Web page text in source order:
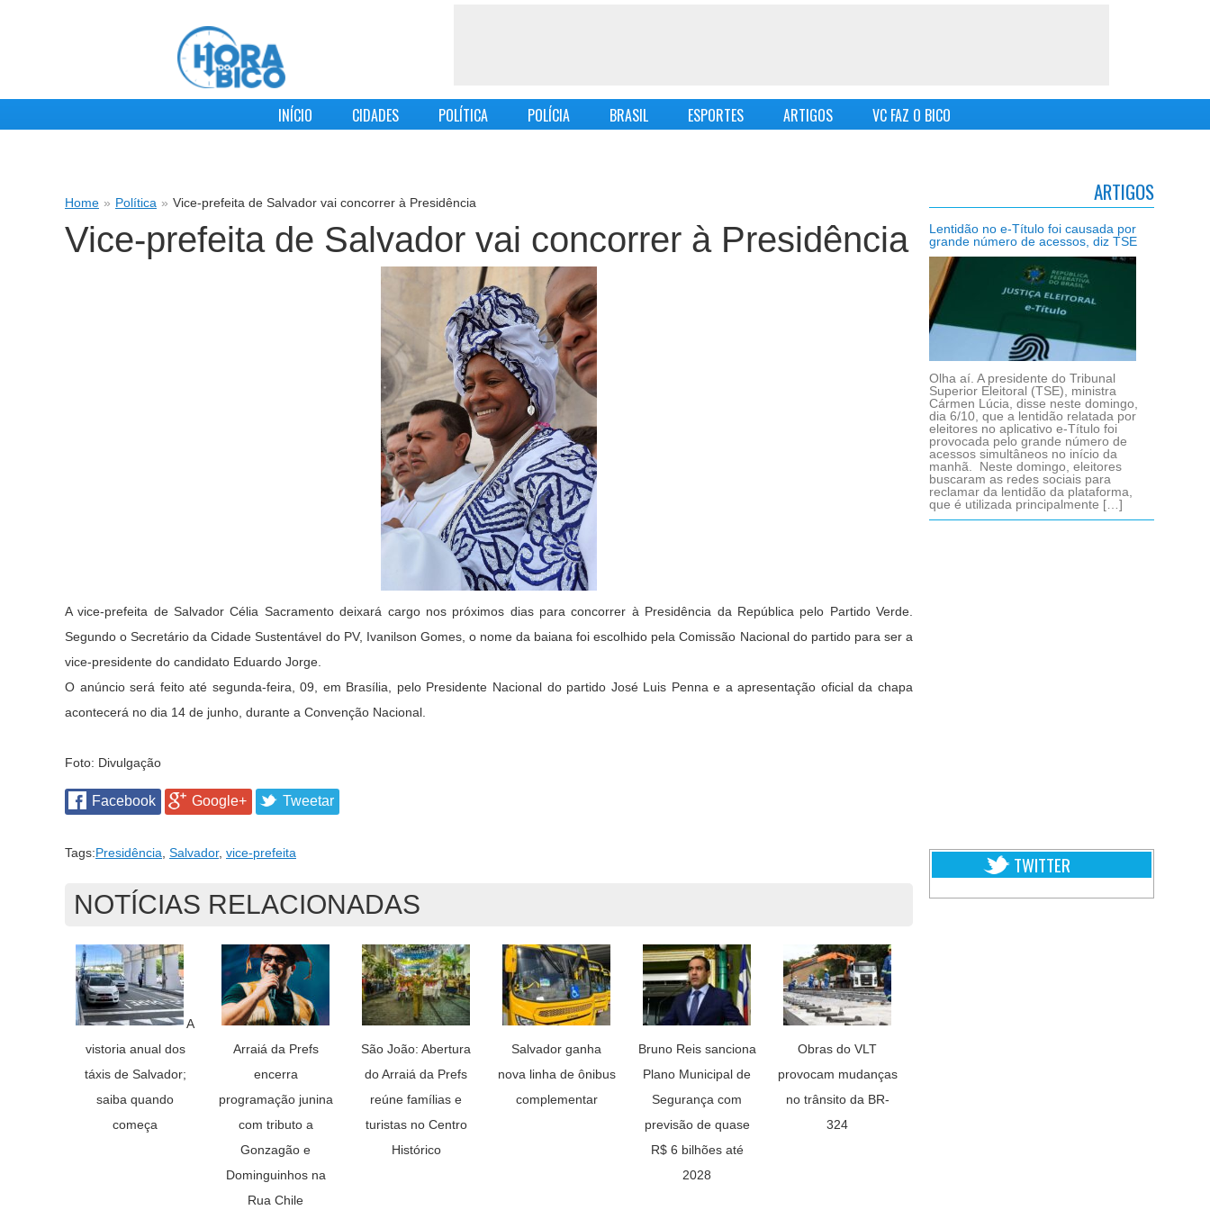
INÍCIO CIDADES POLÍTICA POLÍCIA BRASIL ESPORTES ARTIGOS VC FAZ O BICO
Home » Política » Vice-prefeita de Salvador vai concorrer à Presidência
Vice-prefeita de Salvador vai concorrer à Presidência
A vice-prefeita de Salvador Célia Sacramento deixará cargo nos próximos dias para concorrer à Presidência da República pelo Partido Verde.
Segundo o Secretário da Cidade Sustentável do PV, Ivanilson Gomes, o nome da baiana foi escolhido pela Comissão Nacional do partido para ser a
vice-presidente do candidato Eduardo Jorge.
O anúncio será feito até segunda-feira, 09, em Brasília, pelo Presidente Nacional do partido José Luis Penna e a apresentação oficial da chapa
acontecerá no dia 14 de junho, durante a Convenção Nacional.
Foto: Divulgação
Facebook Google+ Tweetar
Tags:Presidência Salvador, vice-prefeita
NOTÍCIAS RELACIONADAS
A
vistoria anual dos
táxis de Salvador;
saiba quando
começa
Arraiá da Prefs
encerra
programação junina
com tributo a
Gonzagão e
Dominguinhos na
Rua Chile
São João: Abertura
do Arraiá da Prefs
reúne famílias e
turistas no Centro
Histórico
Salvador ganha
nova linha de ônibus
complementar
Bruno Reis sanciona
Plano Municipal de
Segurança com
previsão de quase
R$ 6 bilhões até
2028
Obras do VLT
provocam mudanças
no trânsito da BR-
324
ARTIGOS
Lentidão no e-Título foi causada por
grande número de acessos, diz TSE
Olha aí. A presidente do Tribunal
Superior Eleitoral (TSE), ministra
Cármen Lúcia, disse neste domingo,
dia 6/10, que a lentidão relatada por
eleitores no aplicativo e-Título foi
provocada pelo grande número de
acessos simultâneos no início da
manhã. Neste domingo, eleitores
buscaram as redes sociais para
reclamar da lentidão da plataforma,
que é utilizada principalmente […]
TWITTER